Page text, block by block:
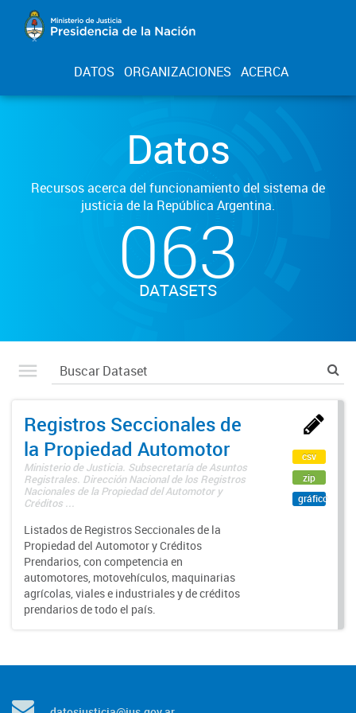
DATOS ORGANIZACIONES ACERCA
Datos
Recursos acerca del funcionamiento del sistema de
justicia de la República Argentina.
063
DATASETS
Registros Seccionales de
la Propiedad Automotor
Ministerio de Justicia. Subsecretaría de Asuntos
Registrales. Dirección Nacional de los Registros
Nacionales de la Propiedad del Automotor y
Créditos ...
Listados de Registros Seccionales de la
Propiedad del Automotor y Créditos
Prendarios, con competencia en
automotores, motovehículos, maquinarias
agrícolas, viales e industriales y de créditos
prendarios de todo el país.
csv
zip
gráfico